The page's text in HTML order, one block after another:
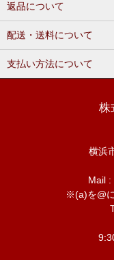
返品について
配送・送料について
支払い方法について
株
横浜
Mail
※(a)を@